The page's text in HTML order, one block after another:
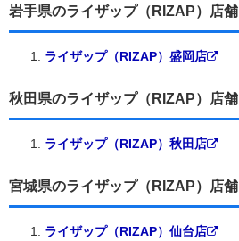
岩手県のライザップ（RIZAP）店舗
ライザップ（RIZAP）盛岡店
秋田県のライザップ（RIZAP）店舗
ライザップ（RIZAP）秋田店
宮城県のライザップ（RIZAP）店舗
ライザップ（RIZAP）仙台店